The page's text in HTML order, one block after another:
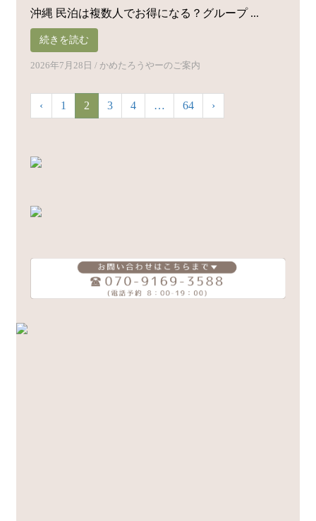
沖縄 民泊は複数人でお得になる？グループ ...
続きを読む
2026年7月28日 / かめたろうやーのご案内
‹ 1 2 3 4 … 64 ›